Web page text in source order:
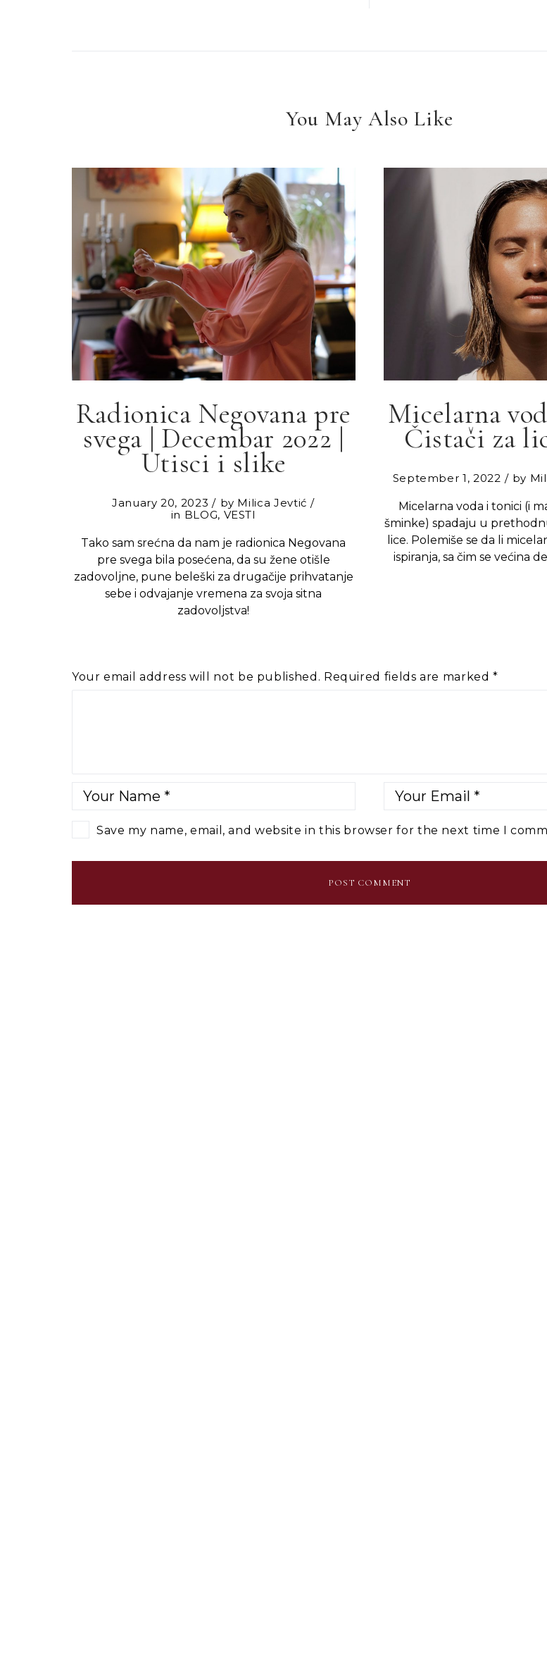
You May Also Like
Radionica Negovana pre
svega | Decembar 2022 |
Utisci i slike
January 20, 2023 by Milica Jevtić
in BLOG, VESTI
Tako sam srećna da nam je radionica Negovana
pre svega bila posećena, da su žene otišle
zadovoljne, pune beleški za drugačije prihvatanje
sebe i odvajanje vremena za svoja sitna
zadovoljstva!
Micelarna
Čistači za
September 1, 2022 by
Micelarna voda i tonici (i
šminke) spadaju u
lice. Polemiše se da li
ispiranja, sa čim se većina
Your email address will not be published. Required fields are marked*
Save my name, email, and website in this browser for the next time I